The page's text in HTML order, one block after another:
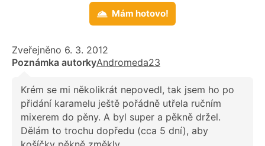
Mám hotovo!
Zveřejněno 6. 3. 2012
Poznámka autorkyAndromeda23
Krém se mi několikrát nepovedl, tak jsem ho po
přidání karamelu ještě pořádně utřela ručním
mixerem do pěny. A byl super a pěkně držel.
Dělám to trochu dopředu (cca 5 dní), aby